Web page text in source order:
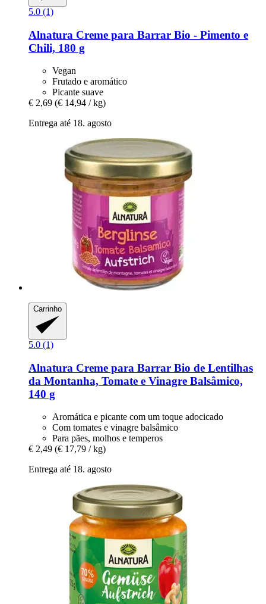
5.0 (1)
Alnatura Creme para Barrar Bio -​ Pimento e
Chili, 180 g
Vegan
Frutado e aromático
Picante suave
€ 2,69 (€ 14,94 / kg)
Entrega até 18. agosto
Carrinho
5.0 (1)
Alnatura Creme para Barrar Bio de Lentilhas
da Montanha, Tomate e Vinagre Balsâmico,
140 g
Aromática e picante com um toque adocicado
Com tomates e vinagre balsâmico
Para pães, molhos e temperos
€ 2,49 (€ 17,79 / kg)
Entrega até 18. agosto